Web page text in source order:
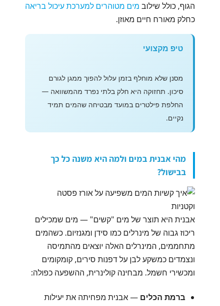
הגוף, כולל שילוב מים מטוהרים למערכת עיכול בריאה
כחלק מאורח חיים מאוזן.
טיפ מקצועי
מסנן שלא מוחלף בזמן עלול להפוך ממגן לגורם
סיכון. תחזוקה היא חלק בלתי נפרד מהמשוואה —
החלפת פילטרים במועד מבטיחה שהמים תמיד
נקיים.
מהי אבנית במים ולמה היא משנה כל כך
בבישול?
אבנית היא תוצר של מים "קשים" — מים שמכילים
ריכוז גבוה של מינרלים כמו סידן ומגנזיום. כשהמים
מתחממים, המינרלים האלה יוצאים מהתמיסה
ונצמדים כמשקע לבן על דפנות סירים, קומקומים
ומכשירי חשמל. מבחינה קולינרית, ההשפעה כפולה:
ברמת הכלים — אבנית מפחיתה את יעילות